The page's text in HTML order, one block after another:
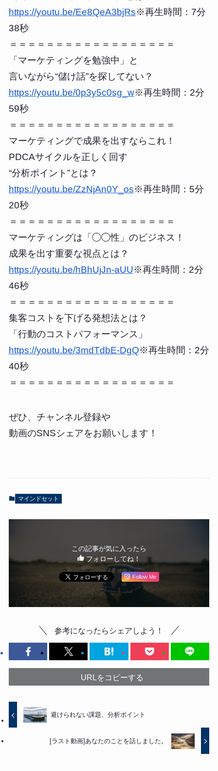
https://youtu.be/Ee8QeA3bjRs※再生時間：7分
38秒
＝＝＝＝＝＝＝＝＝＝＝＝＝＝＝＝＝＝
「マーケティングを勉強中」と
言いながら“儲け話”を探してない？
https://youtu.be/0p3y5c0sg_w※再生時間：2分
59秒
＝＝＝＝＝＝＝＝＝＝＝＝＝＝＝＝＝＝
マーケティングで成果を出すならこれ！
PDCAサイクルを正しく回す
“分析ポイント”とは？
https://youtu.be/ZzNjAn0Y_os※再生時間：5分
20秒
＝＝＝＝＝＝＝＝＝＝＝＝＝＝＝＝＝＝
マーケティングは「◯◯性」のビジネス！
成果を出す重要な視点とは？
https://youtu.be/hBhUjJn-aUU※再生時間：2分
46秒
＝＝＝＝＝＝＝＝＝＝＝＝＝＝＝＝＝＝
集客コストを下げる発想法とは？
「行動のコストパフォーマンス」
https://youtu.be/3mdTdbE-DgQ※再生時間：2分
40秒
＝＝＝＝＝＝＝＝＝＝＝＝＝＝＝＝＝＝
ぜひ、チャンネル登録や
動画のSNSシェアをお願いします！
マインドセット
この記事が気に入ったら
フォローしてね！
Follow Me
参考になったらシェアしよう！
URLをコピーする
避けられない課題、分析ポイント
[ラスト動画]あなたのことを話しました。